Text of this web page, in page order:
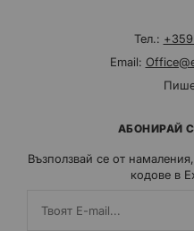
Тел.:
Email:
АБОНИРАЙ
Възползвай се от
кодове в